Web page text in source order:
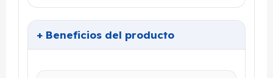
+ Beneficios del producto